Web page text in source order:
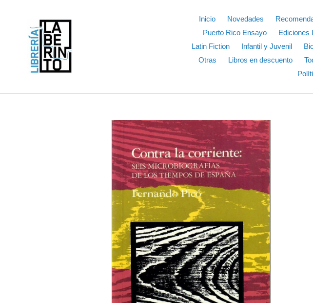
Inicio Novedades
Puerto Rico Ensayo
Ediciones
Latin Fiction
Infantil y Juvenil
Otras
Libros en descuento